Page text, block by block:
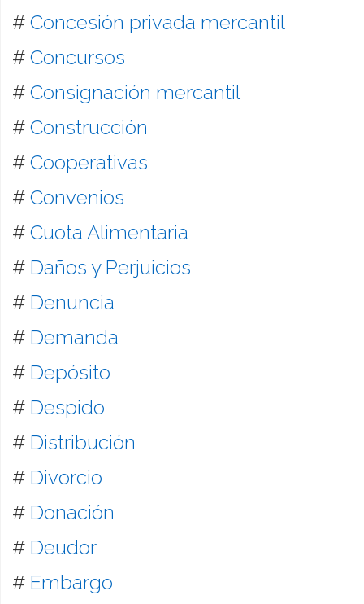
# Concesión privada mercantil
# Concursos
# Consignación mercantil
# Construcción
# Cooperativas
# Convenios
# Cuota Alimentaria
# Daños y Perjuicios
# Denuncia
# Demanda
# Depósito
# Despido
# Distribución
# Divorcio
# Donación
# Deudor
# Embargo